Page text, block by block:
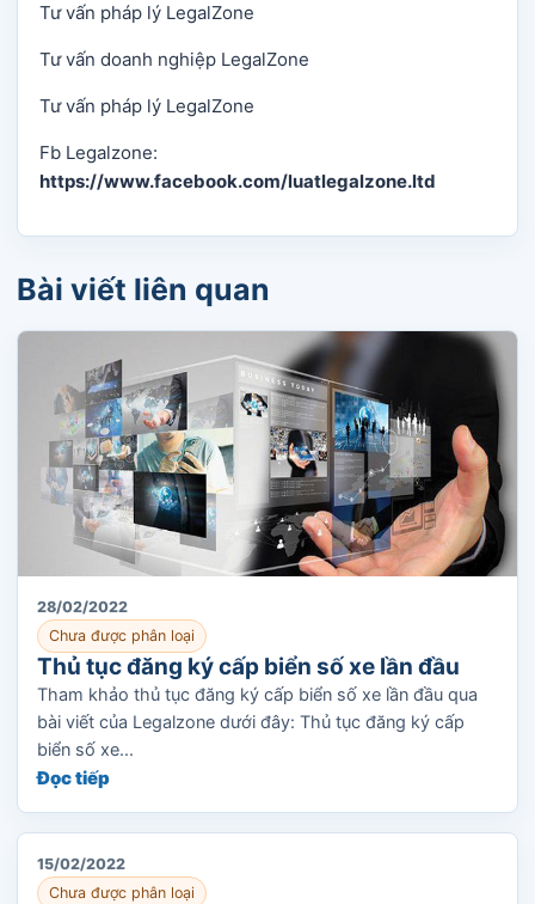
Tư vấn pháp lý LegalZone
Tư vấn doanh nghiệp LegalZone
Tư vấn pháp lý LegalZone
Fb Legalzone:
https://www.facebook.com/luatlegalzone.ltd
Bài viết liên quan
28/02/2022
Chưa được phân loại
Thủ tục đăng ký cấp biển số xe lần đầu
Tham khảo thủ tục đăng ký cấp biển số xe lần đầu qua
bài viết của Legalzone dưới đây: Thủ tục đăng ký cấp
biển số xe...
Đọc tiếp
15/02/2022
Chưa được phân loại